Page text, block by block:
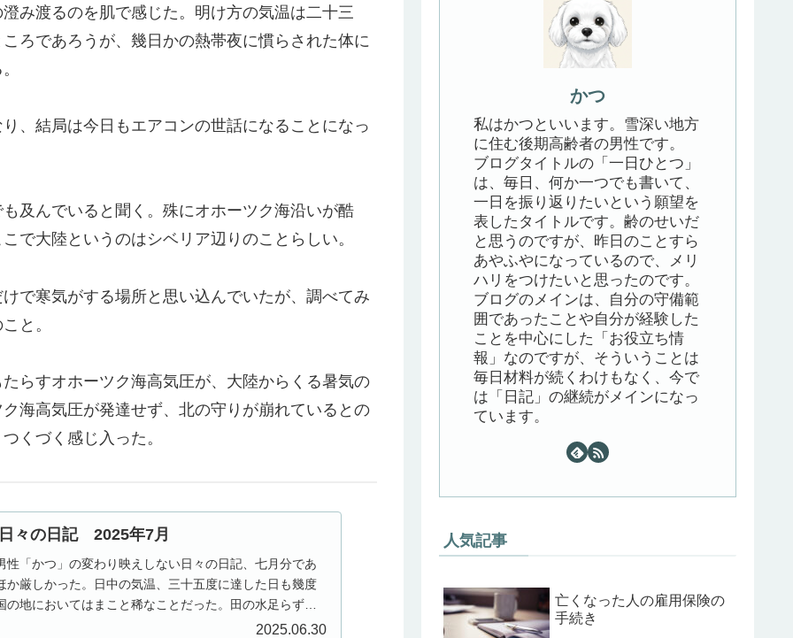
み渡るのを肌で感じた。明け方の気温は二十三
ろであろうが、幾日かの熱帯夜に慣らされた体に
、結局は今日もエアコンの世話になることになっ
及んでいると聞く。殊にオホーツク海沿いが酷
で大陸というのはシベリア辺りのことらしい。
で寒気がする場所と思い込んでいたが、調べてみ
と。
らすオホーツク海高気圧が、大陸からくる暑気の
海高気圧が発達せず、北の守りが崩れているとの
くづく感じ入った。
々の日記 2025年7月
性「かつ」の変わり映えしない日々の日記、七月分であ
か厳しかった。日中の気温、三十五度に達した日も幾度
地においてはまこと稀なことだった。田の水足らずと
2025.06.30
かつ
私はかつといいます。雪深い地方
に住む後期高齢者の男性です。
ブログタイトルの「一日ひとつ」
は、毎日、何か一つでも書いて、
一日を振り返りたいという願望を
表したタイトルです。齢のせいだ
と思うのですが、昨日のことすら
あやふやになっているので、メリ
ハリをつけたいと思ったのです。
ブログのメインは、自分の守備範
囲であったことや自分が経験した
ことを中心にした「お役立ち情
報」なのですが、そういうことは
毎日材料が続くわけもなく、今で
は「日記」の継続がメインになっ
ています。
人気記事
亡くなった人の雇用保険の
手続き